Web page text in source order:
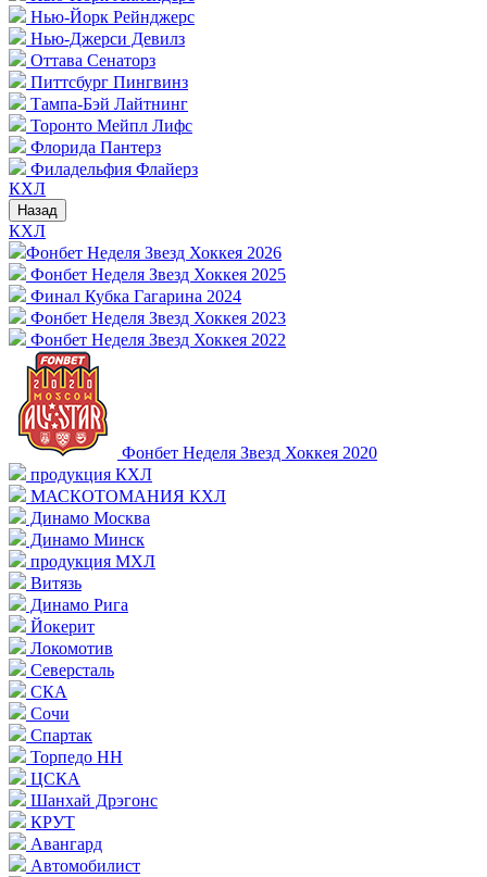
Нью-Йорк Рейнджерс
Нью-Джерси Девилз
Оттава Сенаторз
Питтсбург Пингвинз
Тампа-Бэй Лайтнинг
Торонто Мейпл Лифс
Флорида Пантерз
Филадельфия Флайерз
КХЛ
Назад
КХЛ
Фонбет Неделя Звезд Хоккея 2026
Фонбет Неделя Звезд Хоккея 2025
Финал Кубка Гагарина 2024
Фонбет Неделя Звезд Хоккея 2023
Фонбет Неделя Звезд Хоккея 2022
Фонбет Неделя Звезд Хоккея 2020
продукция КХЛ
МАСКОТОМАНИЯ КХЛ
Динамо Москва
Динамо Минск
продукция МХЛ
Витязь
Динамо Рига
Йокерит
Локомотив
Северсталь
СКА
Сочи
Спартак
Торпедо НН
ЦСКА
Шанхай Дрэгонс
КРУТ
Авангард
Автомобилист